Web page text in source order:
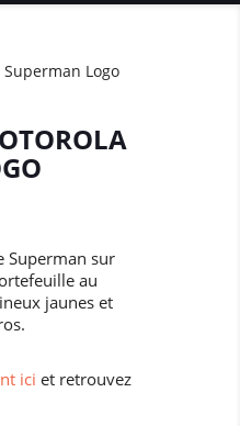
Logo
Superman sur
au
jaunes et
ici et retrouvez